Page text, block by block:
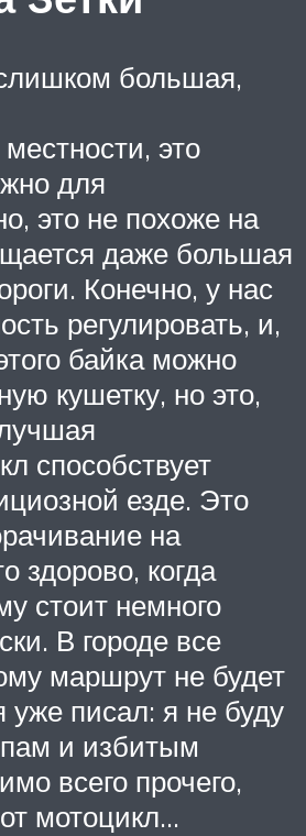
большая,
это
для
это не похоже на
даже большая
Конечно, у нас
регулировать, и,
байка можно
кушетку, но это,
способствует
езде. Это
на
здорово, когда
стоит немного
В городе все
маршрут не будет
уже писал: я не буду
и избитым
всего прочего,
мотоцикл…